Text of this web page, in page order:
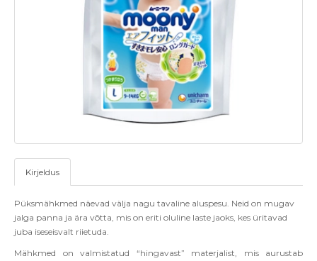
Kirjeldus
Püksmähkmed näevad välja nagu tavaline aluspesu. Neid on mugav
jalga panna ja ära võtta, mis on eriti oluline laste jaoks, kes üritavad
juba iseseisvalt riietuda.
Mähkmed on valmistatud “hingavast” materjalist, mis aurustab